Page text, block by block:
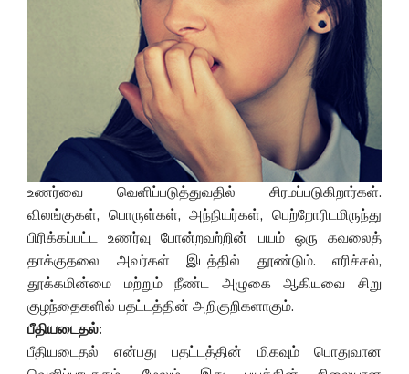
உணர்வை வெளிப்படுத்துவதில் சிரமப்படுகிறார்கள்.
விலங்குகள், பொருள்கள், அந்நியர்கள், பெற்றோரிடமிருந்து
பிரிக்கப்பட்ட உணர்வு போன்றவற்றின் பயம் ஒரு கவலைத்
தாக்குதலை அவர்கள் இடத்தில் தூண்டும். எரிச்சல்,
தூக்கமின்மை மற்றும் நீண்ட அழுகை ஆகியவை சிறு
குழந்தைகளில் பதட்டத்தின் அறிகுறிகளாகும்.
பீதியடைதல்:
பீதியடைதல் என்பது பதட்டத்தின் மிகவும் பொதுவான